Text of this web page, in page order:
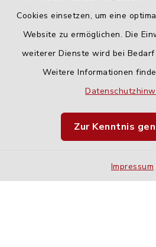
Cookies einsetzen, um eine
Website zu ermöglichen. Die
weiterer Dienste wird bei
Weitere Informationen
Zur Kenntnis
Impressum
Sitemap